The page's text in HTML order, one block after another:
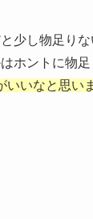
少し物足り
ホントに物
いなと思い